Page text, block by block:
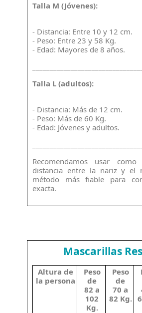
Talla M (Jóvenes):
- Distancia: Entre 10 y 12 cm.
- Peso: Entre 23 y 58 Kg.
- Edad: Mayores de 8 años.
Talla L (adultos):
- Distancia: Más de 12 cm.
- Peso: Más de 60 Kg.
- Edad: Jóvenes y adultos.
Recomendamos usar
distancia entre la nariz y el
método más fiable para
exacta.
Mascarillas
Altura de
la persona
Peso
de
82 a
102
Kg.
Peso
de
70 a
82 Kg.